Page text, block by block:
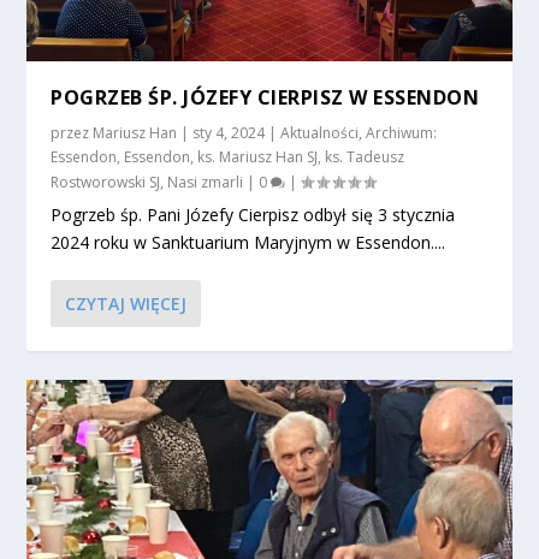
POGRZEB ŚP. JÓZEFY CIERPISZ W ESSENDON
przez Mariusz Han | sty 4, 2024|Aktualności,Archiwum:
Essendon, Essendon, ks. Mariusz Han SJ, ks. Tadeusz
Rostworowski SJ, Nasi zmarli | 0 |
Pogrzeb śp. Pani Józefy Cierpisz odbył się 3 stycznia
2024 roku w Sanktuarium Maryjnym w Essendon....
CZYTAJ WIĘCEJ